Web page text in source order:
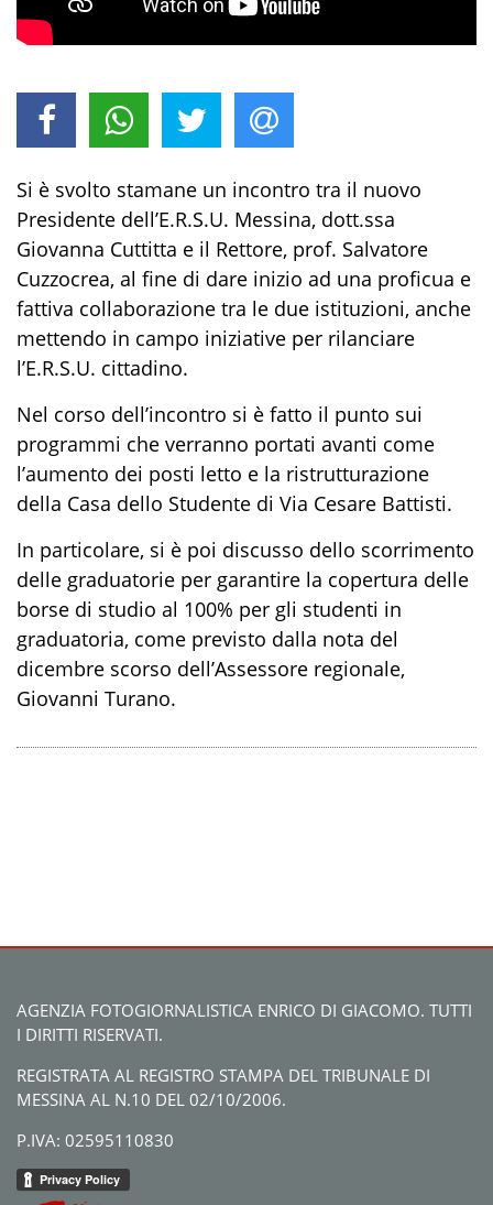
Si è svolto stamane un incontro tra il nuovo
Presidente dell’E.R.S.U. Messina, dott.ssa
Giovanna Cuttitta e il Rettore, prof. Salvatore
Cuzzocrea, al fine di dare inizio ad una proficua e
fattiva collaborazione tra le due istituzioni, anche
mettendo in campo iniziative per rilanciare
l’E.R.S.U. cittadino.
Nel corso dell’incontro si è fatto il punto sui
programmi che verranno portati avanti come
l’aumento dei posti letto e la ristrutturazione
della Casa dello Studente di Via Cesare Battisti.
In particolare, si è poi discusso dello scorrimento
delle graduatorie per garantire la copertura delle
borse di studio al 100% per gli studenti in
graduatoria, come previsto dalla nota del
dicembre scorso dell’Assessore regionale,
Giovanni Turano.
AGENZIA FOTOGIORNALISTICA ENRICO DI GIACOMO. TUTTI
I DIRITTI RISERVATI.
REGISTRATA AL REGISTRO STAMPA DEL TRIBUNALE DI
MESSINA AL N.10 DEL 02/10/2006.
P.IVA: 02595110830